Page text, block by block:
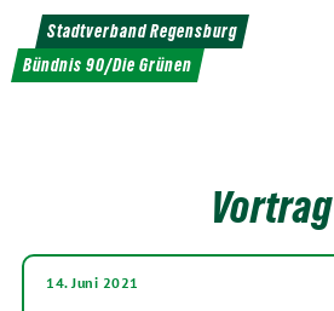
Weiter
zum
Inhalt
Stadtverband Regensburg
Bündnis 90/Die Grünen
Vortrag
14. Juni 2021